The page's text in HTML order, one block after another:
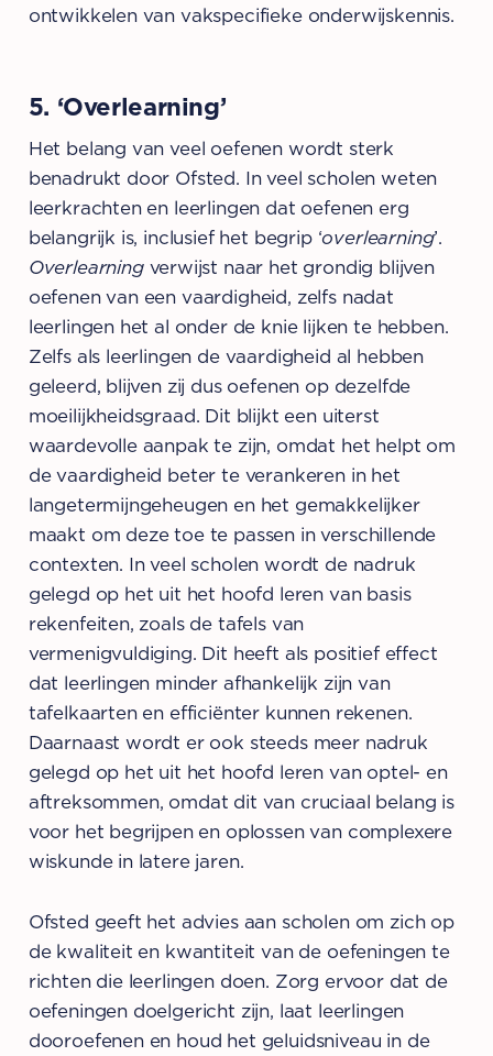
ontwikkelen van vakspecifieke onderwijskennis.
5. ‘Overlearning’
Het belang van veel oefenen wordt sterk
benadrukt door Ofsted. In veel scholen weten
leerkrachten en leerlingen dat oefenen erg
belangrijk is, inclusief het begrip ‘overlearning’.
Overlearningverwijst naar het grondig blijven
oefenen van een vaardigheid, zelfs nadat
leerlingen het al onder de knie lijken te hebben.
Zelfs als leerlingen de vaardigheid al hebben
geleerd, blijven zij dus oefenen op dezelfde
moeilijkheidsgraad. Dit blijkt een uiterst
waardevolle aanpak te zijn, omdat het helpt om
de vaardigheid beter te verankeren in het
langetermijngeheugen en het gemakkelijker
maakt om deze toe te passen in verschillende
contexten. In veel scholen wordt de nadruk
gelegd op het uit het hoofd leren van basis
rekenfeiten, zoals de tafels van
vermenigvuldiging. Dit heeft als positief effect
dat leerlingen minder afhankelijk zijn van
tafelkaarten en efficiënter kunnen rekenen.
Daarnaast wordt er ook steeds meer nadruk
gelegd op het uit het hoofd leren van optel- en
aftreksommen, omdat dit van cruciaal belang is
voor het begrijpen en oplossen van complexere
wiskunde in latere jaren.
Ofsted geeft het advies aan scholen om zich op
de kwaliteit en kwantiteit van de oefeningen te
richten die leerlingen doen. Zorg ervoor dat de
oefeningen doelgericht zijn, laat leerlingen
dooroefenen en houd het geluidsniveau in de